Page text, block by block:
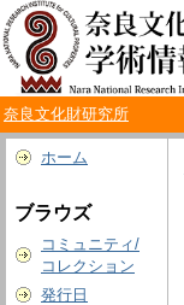
奈良文化財研究所
ホーム
ブラウズ
コミュニティ/
コレクション
発行日